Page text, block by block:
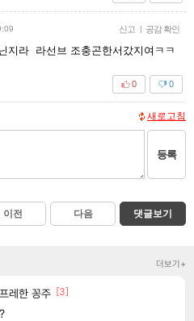
신고 | 공감 확인
지라 라선브 조충곤한서갔지여ㅋㅋ
0
0
새로고침
등록
이전 다음 댓글보기
더보기+
레한 꽁주 [3]